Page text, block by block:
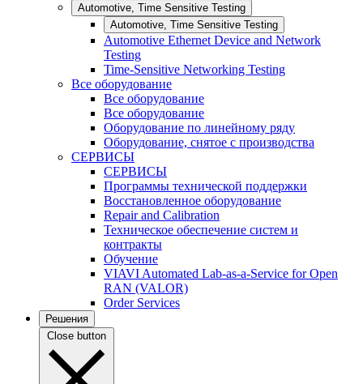
Automotive, Time Sensitive Testing
Automotive, Time Sensitive Testing
Automotive Ethernet Device and Network
Testing
Time-Sensitive Networking Testing
Все оборудование
Все оборудование
Все оборудование
Оборудование по линейному ряду
Оборудование, снятое с производства
СЕРВИСЫ
СЕРВИСЫ
Программы технической поддержки
Восстановленное оборудование
Repair and Calibration
Техническое обеспечение систем и
контракты
Обучение
VIAVI Automated Lab-as-a-Service for Open
RAN (VALOR)
Order Services
Решения
Close button